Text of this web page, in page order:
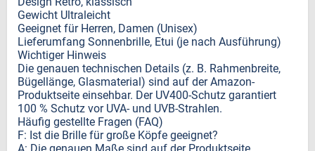
Gewicht Ultraleicht
Geeignet für Herren, Damen (Unisex)
Lieferumfang Sonnenbrille, Etui (je nach Ausführung)
Wichtiger Hinweis
Die genauen technischen Details (z. B. Rahmenbreite,
Bügellänge, Glasmaterial) sind auf der Amazon-
Produktseite einsehbar. Der UV400-Schutz garantiert
100 % Schutz vor UVA- und UVB-Strahlen.
Häufig gestellte Fragen (FAQ)
F: Ist die Brille für große Köpfe geeignet?